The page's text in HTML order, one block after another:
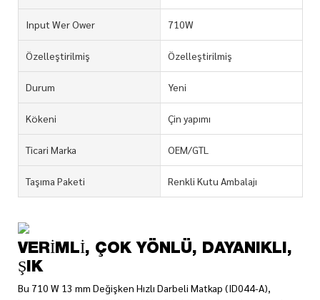
Input Wer Ower 710W
Özelleştirilmiş Özelleştirilmiş
Durum Yeni
Kökeni Çin yapımı
Ticari Marka OEM/GTL
Taşıma Paketi Renkli Kutu Ambalajı
VERIMLI, ÇOK YÖNLÜ, DAYANIKLI,
ŞIK
Bu 710 W 13 mm Değişken Hızlı Darbeli Matkap (ID044-A),